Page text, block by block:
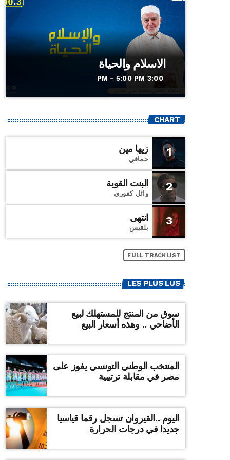
الاسلام والحياة
3:00 PM - 5:00 PM
CHART
1 زيها مين
حماقي
2 البنت القوية
وائل كفوري
3 انتهى
بلقيس
FULL TRACKLIST
LES PLUS LUS
سوق من المنتج للمستهلك لبيع
الأضاحي .. وهذه أسعار البيع
المنتخب الوطني التونسي يفوز على
مصر في مقابلة ترتيبية
اليوم ..القيروان تسجل رقما قياسيا
جديدا في درجات الحرارة